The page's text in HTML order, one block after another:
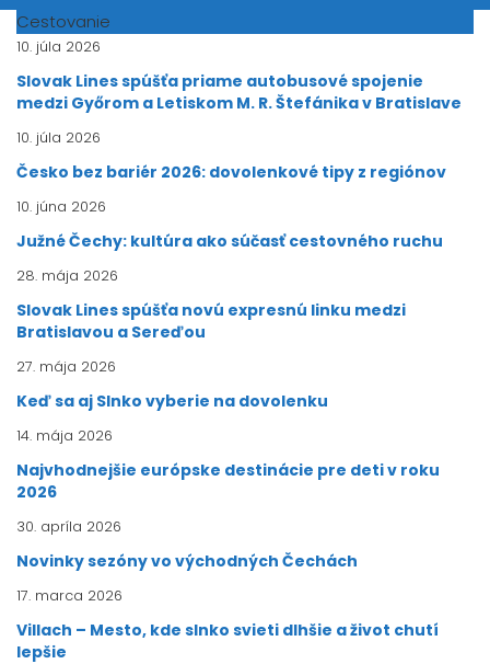
Cestovanie
10. júla 2026
Slovak Lines spúšťa priame autobusové spojenie
medzi Győrom a Letiskom M. R. Štefánika v Bratislave
10. júla 2026
Česko bez bariér 2026: dovolenkové tipy z regiónov
10. júna 2026
Južné Čechy: kultúra ako súčasť cestovného ruchu
28. mája 2026
Slovak Lines spúšťa novú expresnú linku medzi
Bratislavou a Sereďou
27. mája 2026
Keď sa aj Slnko vyberie na dovolenku
14. mája 2026
Najvhodnejšie európske destinácie pre deti v roku
2026
30. apríla 2026
Novinky sezóny vo východných Čechách
17. marca 2026
Villach – Mesto, kde slnko svieti dlhšie a život chutí
lepšie